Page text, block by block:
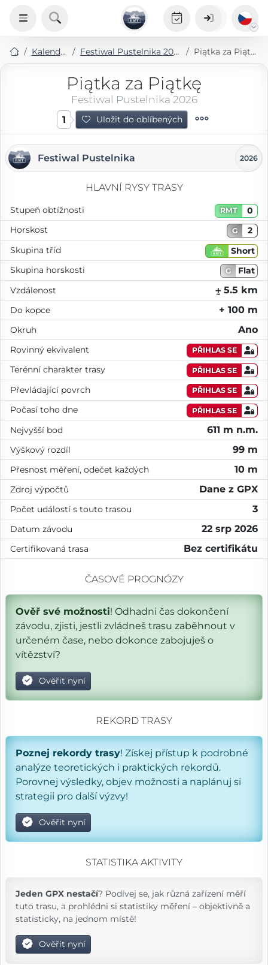
Kalendář Festiwal Pustelnika 2026 Piątka za Piątkę
Piątka za Piątkę
Festiwal Pustelnika 2026
1 Uložit do oblíbených
Festiwal Pustelnika 2026
HLAVNÍ RYSY TRASY
Stupeň obtížnosti RMT
0
Horskost
G
2
Skupina tříd
Short
Skupina horskosti
G
Flat
Vzdálenost
⨦ 5.5 km
Do kopce + 100 m
Okruh Ano
Rovinný ekvivalent PŘIHLAS SE
Terénní charakter trasy PŘIHLAS SE
Převládající povrch PŘIHLAS SE
Počasí toho dne PŘIHLAS SE
Nejvyšší bod 611 m n.m.
Výškový rozdíl 99 m
Přesnost měření, odečet každých 10 m
Zdroj výpočtů Dane z GPX
Počet událostí s touto trasou 3
Datum závodu 22 srp 2026
Certifikovaná trasa Bez certifikátu
ČASOVÉ PROGNÓZY
Ověř své možnosti! Odhadni čas dokončení
závodu, zjisti, jestli zvládneš trasu zaběhnout v
určeném čase, nebo dokonce zabojuješ o
vítězství?
Ověřit nyní
REKORD TRASY
Poznej rekordy trasy! Získej přístup k podrobné
analýze teoretických i praktických rekordů.
Porovnej výsledky, objev možnosti a naplánuj si
strategii pro další výzvy!
Ověřit nyní
STATISTIKA AKTIVITY
Jeden GPX nestačí? Podívej se, jak různá zařízení měří
tuto trasu, a prohlédni si statistiky měření – objektivně a
statisticky, na jednom místě!
Ověřit nyní